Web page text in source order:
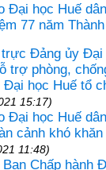
Đại học Huế
77 năm
Đảng ủy Đại
trợ phòng,
học Huế tổ
15:17)
Đại học Huế
cảnh khó
11:48)
Ban Chấp hành